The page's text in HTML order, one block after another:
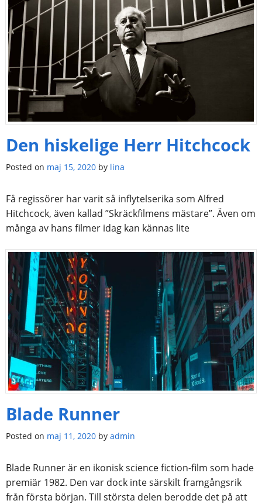
Den hiskelige Herr Hitchcock
Posted on maj 15, 2020 by lina
Få regissörer har varit så inflytelserika som Alfred
Hitchcock, även kallad ”Skräckfilmens mästare”. Även om
många av hans filmer idag kan kännas lite
Blade Runner
Posted on maj 11, 2020 by admin
Blade Runner är en ikonisk science fiction-film som hade
premiär 1982. Den var dock inte särskilt framgångsrik
från första början. Till största delen berodde det på att